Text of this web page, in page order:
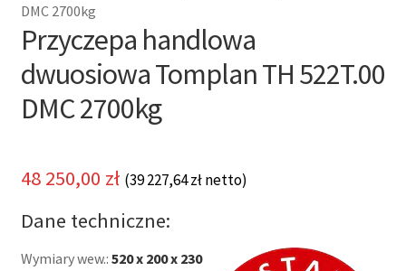
DMC 2700kg
Przyczepa handlowa
dwuosiowa Tomplan TH 522T.00
DMC 2700kg
48 250,00 zł (39 227,64złnetto)
Dane techniczne:
Wymiary wew.: 520 x 200 x 230